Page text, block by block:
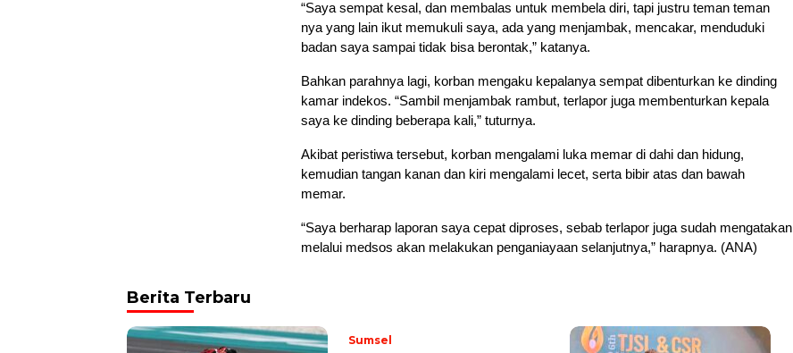
“Saya sempat kesal, dan membalas untuk membela diri, tapi justru teman teman
nya yang lain ikut memukuli saya, ada yang menjambak, mencakar, menduduki
badan saya sampai tidak bisa berontak,” katanya.
Bahkan parahnya lagi, korban mengaku kepalanya sempat dibenturkan ke dinding
kamar indekos. “Sambil menjambak rambut, terlapor juga membenturkan kepala
saya ke dinding beberapa kali,” tuturnya.
Akibat peristiwa tersebut, korban mengalami luka memar di dahi dan hidung,
kemudian tangan kanan dan kiri mengalami lecet, serta bibir atas dan bawah
memar.
“Saya berharap laporan saya cepat diproses, sebab terlapor juga sudah mengatakan
melalui medsos akan melakukan penganiayaan selanjutnya,” harapnya. (ANA)
Berita Terbaru
Sumsel